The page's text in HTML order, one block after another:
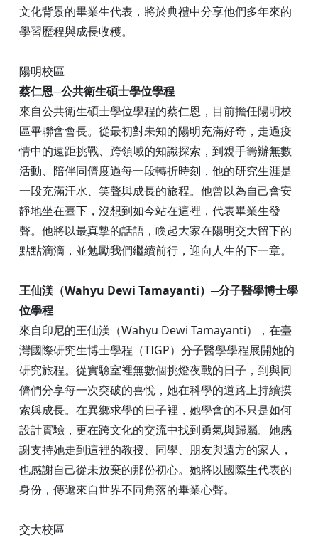
文化背景的畢業生代表，將於典禮中分享他們多年來的
學習歷程與成長收穫。
陽明校區
蔡仁恩─公共衛生碩士學位學程
來自公共衛生碩士學位學程的蔡仁恩，目前擔任陽明校
區畢聯會會長。從最初對未知的陽明充滿好奇，走過疫
情中的遠距挑戰、跨領域的知識探索，到親手籌辦無數
活動、陪伴同儕度過每一段轉折時刻，他的研究生涯是
一段充滿汗水、笑聲與成長的旅程。他曾以為自己會安
靜地坐在臺下，沒想到如今站在這裡，代表畢業生發
聲。他將以最真摯的話語，喚起大家在陽明交大留下的
點點滴滴，並勉勵我們繼續前行，迎向人生的下一章。
王仙渼（Wahyu Dewi Tamayanti）─分子醫學博士學
位學程
來自印尼的王仙渼（Wahyu Dewi Tamayanti），在臺
灣國際研究生博士學程（TIGP）分子醫學學程展開她的
研究旅程。從實驗室裡無數個挑燈夜戰的日子，到與同
儕們分享每一次突破的喜悅，她在科學的道路上持續摸
索與成長。在異鄉求學的日子裡，她學會的不只是如何
設計實驗，更在跨文化的交流中找到勇氣與歸屬。她感
謝支持她走到這裡的教授、同學、朋友與遠方的家人，
也感謝自己從未放棄的那份初心。她將以國際生代表的
身份，傳遞來自世界不同角落的畢業心聲。
交大校區